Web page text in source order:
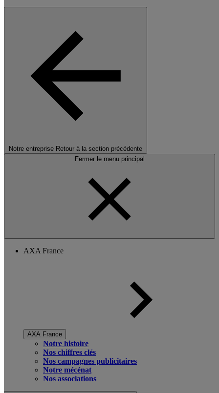
Notre entreprise Retour à la section précédente
Fermer le menu principal
AXA France
AXA France
Notre histoire
Nos chiffres clés
Nos campagnes publicitaires
Notre mécénat
Nos associations